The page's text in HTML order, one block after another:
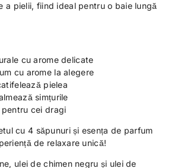
a pielii, fiind ideal pentru o baie lungă
cu arome delicate
cu arome la alegere
pielea
simțurile
cei dragi
cu 4 săpunuri și esența de parfum
de relaxare unică!
ulei de chimen negru și ulei de